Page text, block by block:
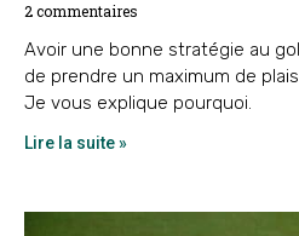
2 commentaires
Avoir une bonne stratégie au
de prendre un maximum de
Je vous explique pourquoi.
Lire la suite »